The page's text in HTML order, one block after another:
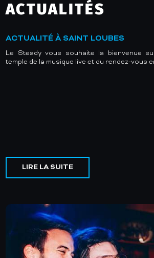
ACTUALITÉS
ACTUALITÉ À SAINT LOUBES
Le Steady vous souhaite la bienvenue
temple de la musique live et du rendez-vous
LIRE LA SUITE